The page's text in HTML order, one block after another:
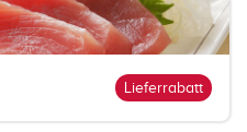
Lieferrabatt